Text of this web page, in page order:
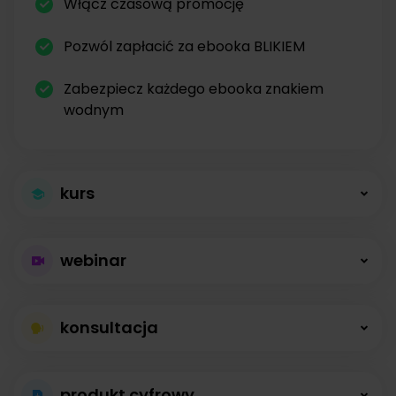
Pozwól zapłacić za ebooka BLIKIEM
Zabezpiecz każdego ebooka znakiem
wodnym
kurs
kursów
Kursy online z modułami, lekcjami, nagraniami i
opisami dostępne od zaraz.
webinar
bez limitów
konsultacja